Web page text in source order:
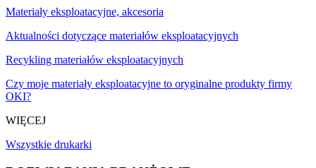
Materiały eksploatacyjne, akcesoria
Aktualności dotyczące materiałów eksploatacyjnych
Recykling materiałów eksploatacyjnych
Czy moje materiały eksploatacyjne to oryginalne produkty firmy
OKI?
WIĘCEJ
Wszystkie drukarki